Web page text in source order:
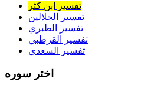
تفسير ابن كثر
تفسير الجلالين
تفسير الطبري
تفسير القرطبي
تفسير السعدي
اختر سوره